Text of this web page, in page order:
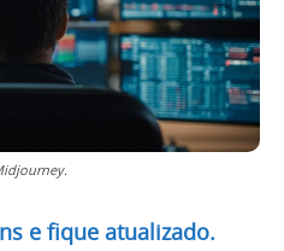
e fique atualizado.